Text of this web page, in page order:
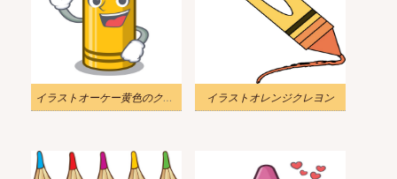
イラストオーケー黄色のクレヨン イラストオレンジクレヨン